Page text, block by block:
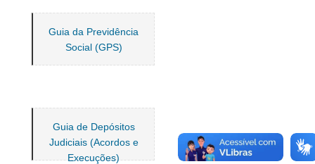
Guia da Previdência
Social (GPS)
Guia de Depósitos
Judiciais (Acordos e
Execuções)